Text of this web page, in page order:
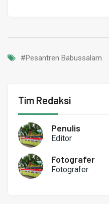
#Pesantren Babussalam
Tim Redaksi
Penulis
Editor
Fotografer
Fotografer